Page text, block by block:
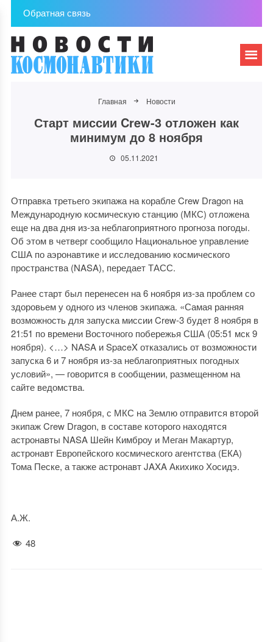
Обратная связь
Главная Новости
Старт миссии Crew-3 отложен как
минимум до 8 ноября
05.11.2021
Отправка третьего экипажа на корабле Crew Dragon на
Международную космическую станцию (МКС) отложена
еще на два дня из-за неблагоприятного прогноза погоды.
Об этом в четверг сообщило Национальное управление
США по аэронавтике и исследованию космического
пространства (NASA), передает ТАСС.
Ранее старт был перенесен на 6 ноября из-за проблем со
здоровьем у одного из членов экипажа. «Самая ранняя
возможность для запуска миссии Crew-3 будет 8 ноября в
21:51 по времени Восточного побережья США (05:51 мск 9
ноября). <…> NASA и SpaceX отказались от возможности
запуска 6 и 7 ноября из-за неблагоприятных погодных
условий», — говорится в сообщении, размещенном на
сайте ведомства.
Днем ранее, 7 ноября, с МКС на Землю отправится второй
экипаж Crew Dragon, в составе которого находятся
астронавты NASA Шейн Кимброу и Меган Макартур,
астронавт Европейского космического агентства (ЕКА)
Тома Песке, а также астронавт JAXA Акихико Хосидэ.
А.Ж.
48